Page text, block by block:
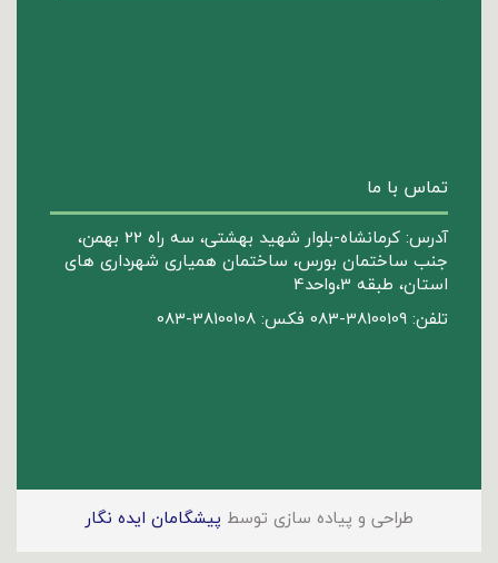
تماس با ما
آدرس: کرمانشاه-بلوار شهید بهشتی، سه راه 22 بهمن،
جنب ساختمان بورس، ساختمان همیاری شهرداری های
استان، طبقه 3،واحد4
تلفن: 38100109-083 فکس: 38100108-083
طراحی و پیاده سازی توسط پیشگامان ایده نگار